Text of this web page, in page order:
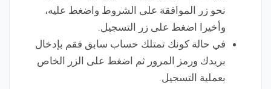
نحو زر الموافقة على الشروط واضغط عليه،
وأخيرا اضغط على زر التسجيل.
في حالة كونك تمتلك حساب سابق فقم بإدخال
بريدك ورمز المرور ثم اضغط على الزر الخاص
بعملية التسجيل.